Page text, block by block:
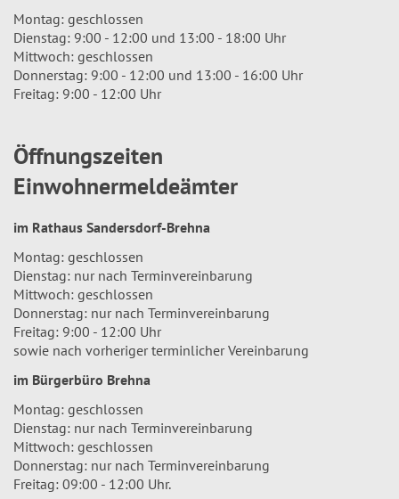
Montag: geschlossen
Dienstag: 9:00 - 12:00 und 13:00 - 18:00 Uhr
Mittwoch: geschlossen
Donnerstag: 9:00 - 12:00 und 13:00 - 16:00 Uhr
Freitag: 9:00 - 12:00 Uhr
Öffnungszeiten
Einwohnermeldeämter
im Rathaus Sandersdorf-Brehna
Montag: geschlossen
Dienstag: nur nach Terminvereinbarung
Mittwoch: geschlossen
Donnerstag: nur nach Terminvereinbarung
Freitag: 9:00 - 12:00 Uhr
sowie nach vorheriger terminlicher Vereinbarung
im Bürgerbüro Brehna
Montag: geschlossen
Dienstag: nur nach Terminvereinbarung
Mittwoch: geschlossen
Donnerstag: nur nach Terminvereinbarung
Freitag: 09:00 - 12:00 Uhr.